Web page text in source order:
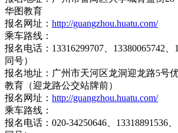
华图教育
报名网址： http://guangzhou.huatu.com/
乘车路线：
报名电话：13316299707、13380065742、
同号）
报名地址：广州市天河区龙洞迎龙路5号
教育（迎龙路公交站牌前）
报名网址： http://guangzhou.huatu.com/
乘车路线：
报名电话：020-34250646、13318891536